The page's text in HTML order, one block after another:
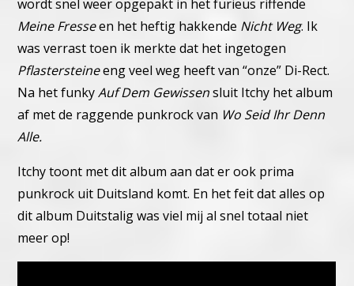
wordt snel weer opgepakt in het furieus riffende
Meine Fresseen het heftig hakkende Nicht Weg. Ik
was verrast toen ik merkte dat het ingetogen
Pflastersteineeng veel weg heeft van “onze” Di-Rect.
Na het funkyAuf Dem Gewissensluit Itchy het album
af met de raggende punkrock van Wo Seid Ihr Denn
Alle.
Itchy toont met dit album aan dat er ook prima
punkrock uit Duitsland komt. En het feit dat alles op
dit album Duitstalig was viel mij al snel totaal niet
meer op!